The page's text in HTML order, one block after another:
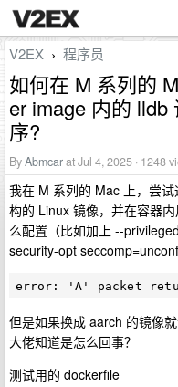
V2EX › 程序员
如何在 M 系列的
er image 内的 lldb
序?
ByAbmcarat Jul 4, 2025 · 1248
我在 M 系列的 Mac 上，尝
构的 Linux 镜像，并在容器
么配置（比如加上 --
security-opt
但是如果换成 aarch 的镜像
大佬知道是怎么回事？
测试用的 dockerfile